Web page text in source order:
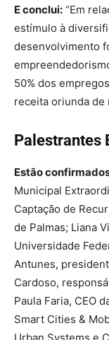
E conclui: “Em
estímulo à
desenvolvimento
50% dos
receita oriunda de
Palestrantes
Estão
Municipal
Captação de
de Palmas; Liana
Universidade
Antunes,
Cardoso,
Paula Faria, CEO
Smart Cities &